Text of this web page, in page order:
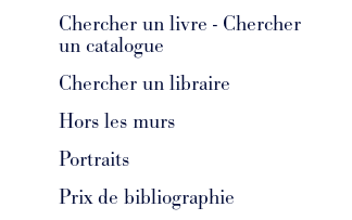
Chercher un livre - Chercher
un catalogue
Chercher un libraire
Hors les murs
Portraits
Prix de bibliographie